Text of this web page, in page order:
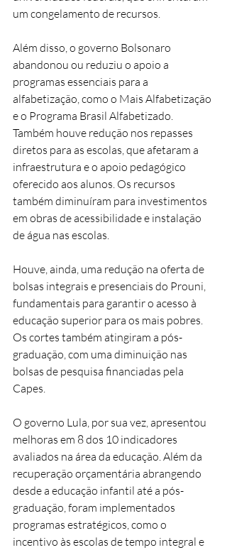
um congelamento de recursos.
Além disso, o governo Bolsonaro
abandonou ou reduziu o apoio a
programas essenciais para a
alfabetização, como o Mais Alfabetização
e o Programa Brasil Alfabetizado.
Também houve redução nos repasses
diretos para as escolas, que afetaram a
infraestrutura e o apoio pedagógico
oferecido aos alunos. Os recursos
também diminuíram para investimentos
em obras de acessibilidade e instalação
de água nas escolas.
Houve, ainda, uma redução na oferta de
bolsas integrais e presenciais do Prouni,
fundamentais para garantir o acesso à
educação superior para os mais pobres.
Os cortes também atingiram a pós-
graduação, com uma diminuição nas
bolsas de pesquisa financiadas pela
Capes.
O governo Lula, por sua vez, apresentou
melhoras em 8 dos 10 indicadores
avaliados na área da educação. Além da
recuperação orçamentária abrangendo
desde a educação infantil até a pós-
graduação, foram implementados
programas estratégicos, como o
incentivo às escolas de tempo integral e